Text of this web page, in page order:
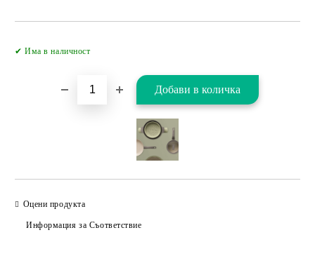
✔ Има в наличност
Оцени продукта
Информация за Съответствие